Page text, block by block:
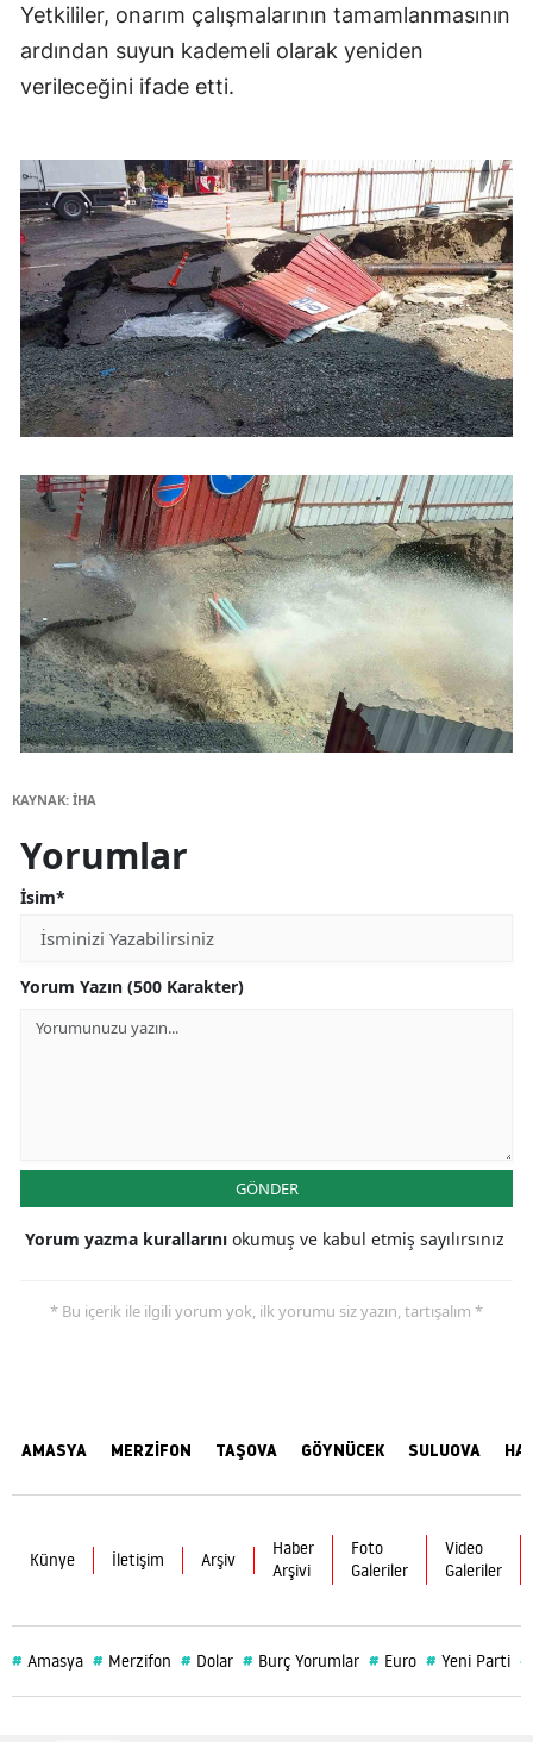
Yetkililer, onarım çalışmalarının tamamlanmasının
ardından suyun kademeli olarak yeniden
verileceğini ifade etti.
KAYNAK: İHA
Yorumlar
İsim*
Yorum Yazın (500 Karakter)
GÖNDER
Yorum yazma kurallarını okumuş ve kabul etmiş sayılırsınız
* Bu içerik ile ilgili yorum yok, ilk yorumu siz yazın, tartışalım *
AMASYA MERZİFON TAŞOVA GÖYNÜCEK SULUOVA
Künye İletişim Arşiv
Haber
Arşivi
Foto
Galeriler
Video
Galeriler
# Amasya # Merzifon # Dolar # Burç Yorumlar # Euro # Yeni Parti #